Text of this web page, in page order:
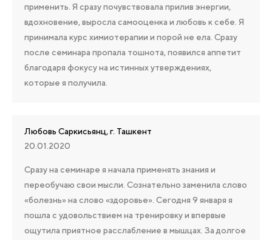
применить. Я сразу почувствовала прилив энергии,
вдохновение, выросла самооценка и любовь к себе. Я
принимала курс химиотерапии и порой не ела. Сразу
после семинара пропала тошнота, появился аппетит
благодаря фокусу на истинных утверждениях,
которые я получила.
Любовь Саркисьянц, г. Ташкент
20.01.2020
Сразу на семинаре я начала применять знания и
переобучаю свои мысли. Сознательно заменила слово
«болезнь» на слово «здоровье». Сегодня 9 января я
пошла с удовольствием на тренировку и впервые
ощутила приятное расслабление в мышцах. За долгое